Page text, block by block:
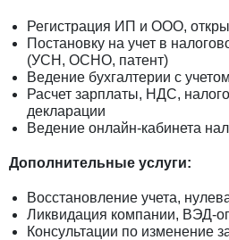
Регистрация ИП и ООО,
Постановку на учет в
(УСН, ОСНО, патент)
Ведение бухгалтерии с
Расчет зарплаты, НДС,
декларации
Ведение онлайн-кабинета
Дополнительные услуги:
Восстановление учета,
Ликвидация компании, ВЭД-
Консультации по изменение